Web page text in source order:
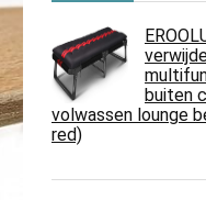
buiten
volwassen lounge
red)